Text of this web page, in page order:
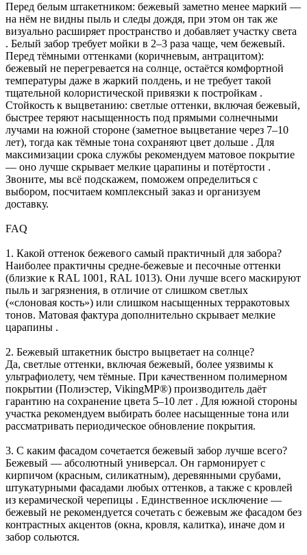
Перед белым штакетником: бежевый заметно менее маркий —
на нём не видны пыль и следы дождя, при этом он так же
визуально расширяет пространство и добавляет участку света
. Белый забор требует мойки в 2–3 раза чаще, чем бежевый.
Перед тёмными оттенками (коричневым, антрацитом):
бежевый не перегревается на солнце, остаётся комфортной
температуры даже в жаркий полдень, и не требует такой
тщательной колористической привязки к постройкам .
Стойкость к выцветанию: светлые оттенки, включая бежевый,
быстрее теряют насыщенность под прямыми солнечными
лучами на южной стороне (заметное выцветание через 7–10
лет), тогда как тёмные тона сохраняют цвет дольше . Для
максимизации срока службы рекомендуем матовое покрытие
— оно лучше скрывает мелкие царапины и потёртости .
Звоните, мы всё подскажем, поможем определиться с
выбором, посчитаем комплексный заказ и организуем
доставку.
FAQ
1. Какой оттенок бежевого самый практичный для забора?
Наиболее практичны средне-бежевые и песочные оттенки
(близкие к RAL 1001, RAL 1013). Они лучше всего маскируют
пыль и загрязнения, в отличие от слишком светлых
(«слоновая кость») или слишком насыщенных терракотовых
тонов. Матовая фактура дополнительно скрывает мелкие
царапины .
2. Бежевый штакетник быстро выцветает на солнце?
Да, светлые оттенки, включая бежевый, более уязвимы к
ультрафиолету, чем тёмные. При качественном полимерном
покрытии (Полиэстер, VikingMP®) производитель даёт
гарантию на сохранение цвета 5–10 лет . Для южной стороны
участка рекомендуем выбирать более насыщенные тона или
рассматривать периодическое обновление покрытия.
3. С каким фасадом сочетается бежевый забор лучше всего?
Бежевый — абсолютный универсал. Он гармонирует с
кирпичом (красным, силикатным), деревянными срубами,
штукатурными фасадами любых оттенков, а также с кровлей
из керамической черепицы . Единственное исключение —
бежевый не рекомендуется сочетать с бежевым же фасадом без
контрастных акцентов (окна, кровля, калитка), иначе дом и
забор сольются.